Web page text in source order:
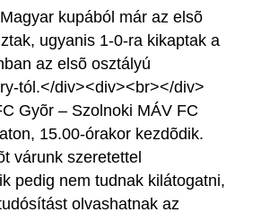
kupából már az elsõ
ugyanis 1-0-ra kikaptak a
az elsõ osztályú
tól.</div><div><br></div>
Gyõr – Szolnoki MÁV FC
15.00-órakor kezdõdik.
várunk szeretettel
pedig nem tudnak kilátogatni,
olvashatnak az